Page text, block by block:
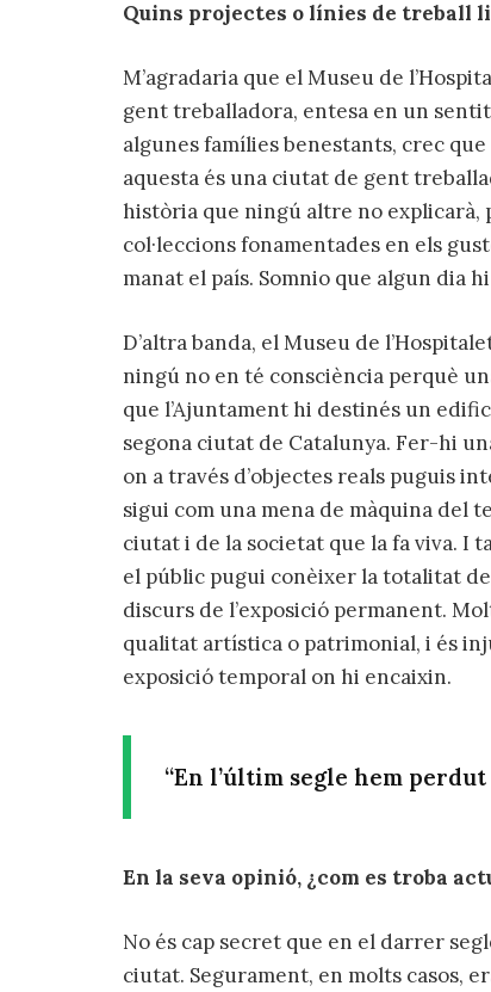
Quins projectes o línies de treball
M’agradaria que el Museu de
gent treballadora, entesa en un
algunes famílies benestants, crec
aquesta és una ciutat de gent
història que ningú altre no explicarà,
col·leccions fonamentades en els
manat el país. Somnio que algun dia
D’altra banda, el Museu de
ningú no en té consciència perquè
que l’Ajuntament hi destinés un
segona ciutat de Catalunya. Fer-hi
on a través d’objectes reals puguis
sigui com una mena de màquina del
ciutat i de la societat que la fa viva. I
el públic pugui conèixer la totalitat
discurs de l’exposició permanent.
qualitat artística o patrimonial, i és
exposició temporal on hi encaixin.
“En l’últim segle hem
En la seva opinió, ¿com es troba
No és cap secret que en el darrer
ciutat. Segurament, en molts casos,